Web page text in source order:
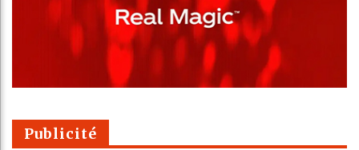
Publicité